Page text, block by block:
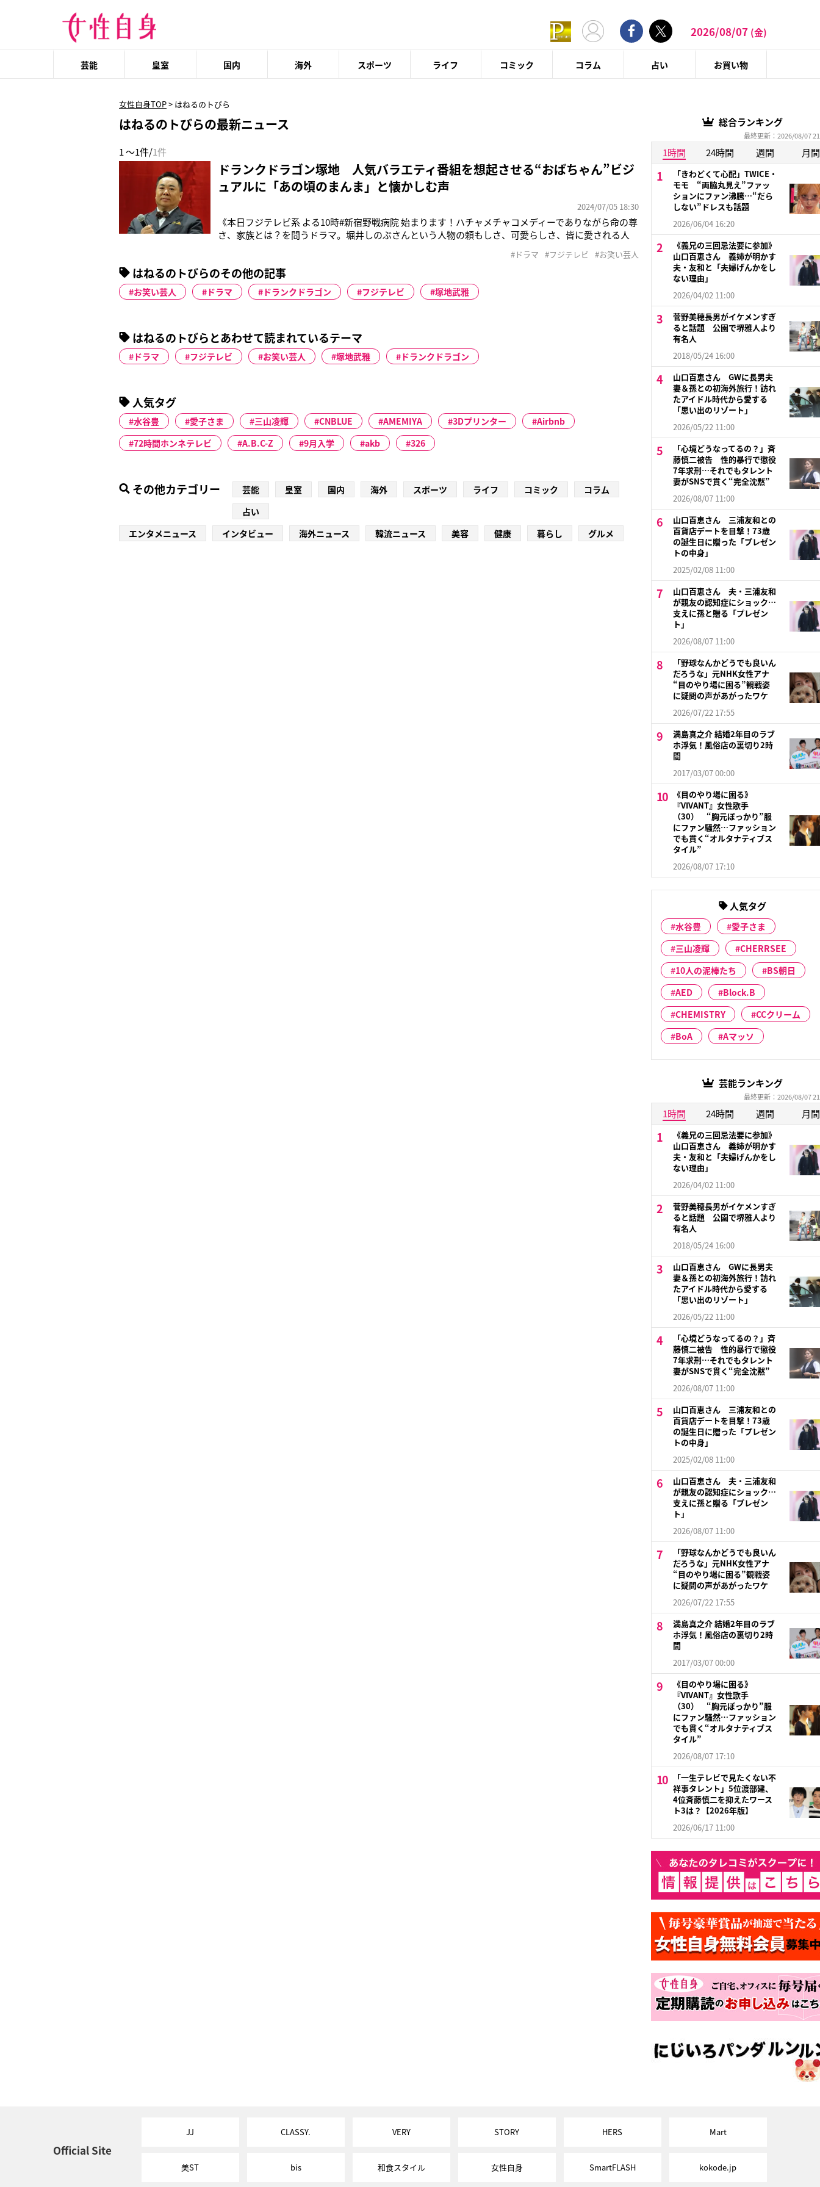
2026/08/07 (金)
芸能 皇室 国内 海外 スポーツ ライフ コミック コラム 占い お買い物
女性自身TOP> はねるのトびら
はねるのトびらの最新ニュース
1 ～1件/1件
ドランクドラゴン塚地 人気バラエティ番組を想起させる“おばちゃん”ビジ
ュアルに「あの頃のまんま」と懐かしむ声
2024/07/05 18:30
《本日フジテレビ系 よる10時#新宿野戦病院 始まります！ハチャメチャコメディーでありながら命の尊
さ、家族とは？を問うドラマ。堀井しのぶさんという人物の頼もしさ、可愛らしさ、皆に愛される人
ンクドラゴン・塚地武雅（52）が、Xで自身が出演するドラマ『新宿野戦病院』（フジテレビ系）を写
真付きで宣伝した。同作は
#ドラマ #フジテレビ #お笑い芸人
はねるのトびらのその他の記事
お笑い芸人 ドラマ ドランクドラゴン フジテレビ 塚地武雅
はねるのトびらとあわせて読まれているテーマ
ドラマ フジテレビ お笑い芸人 塚地武雅 ドランクドラゴン
人気タグ
水谷豊 愛子さま 三山凌輝 CNBLUE AMEMIYA 3Dプリンター
Airbnb
72時間ホンネテレビ
A.B.C-Z 9月入学 akb 326
その他カテゴリー 芸能 皇室 国内 海外 スポーツ ライフ コミック
コラム
占い
エンタメニュース
インタビュー 海外ニュース 韓流ニュース 美容 健康 暮らし グルメ
総合ランキング
最終更新：2026/08/07
1時間 24時間 週間 月間
「きわどくて心配」TWICE・
モモ “両脇丸見え”ファッ
ションにファン沸騰…“だら
しない”ドレスも話題
2026/06/04 16:20
《義兄の三回忌法要に参加》
山口百恵さん 義姉が明かす
夫・友和と「夫婦げんかをし
ない理由」
2026/04/02 11:00
菅野美穂長男がイケメンすぎ
ると話題 公園で堺雅人より
有名人
2018/05/24 16:00
山口百恵さん GWに長男夫
妻＆孫との初海外旅行！訪れ
たアイドル時代から愛する
「思い出のリゾート」
2026/05/22 11:00
「心境どうなってるの？」斉
藤慎二被告 性的暴行で懲役
7年求刑…それでもタレント
妻がSNSで貫く“完全沈黙”
2026/08/07 11:00
山口百恵さん 三浦友和との
百貨店デートを目撃！73歳
の誕生日に贈った「プレゼン
トの中身」
2025/02/08 11:00
山口百恵さん 夫・三浦友和
が親友の認知症にショック…
支えに孫と贈る「プレゼン
ト」
2026/08/07 11:00
「野球なんかどうでも良いん
だろうな」元NHK女性アナ
“目のやり場に困る”観戦姿
に疑問の声があがったワケ
2026/07/22 17:55
満島真之介 結婚2年目のラブ
ホ浮気！風俗店の裏切り2時
間
2017/03/07 00:00
《目のやり場に困る》
『VIVANT』女性歌手
（30） “胸元ぽっかり”服
にファン騒然…ファッション
でも貫く“オルタナティブス
タイル”
2026/08/07 17:10
人気タグ
水谷豊
愛子さま
三山凌輝
CHERRSEE
10人の泥棒たち
BS朝日
AED
Block.B
CHEMISTRY
CCクリーム
BoA
Aマッソ
芸能ランキング
最終更新：2026/08/07
1時間 24時間 週間 月間
《義兄の三回忌法要に参加》
山口百恵さん 義姉が明かす
夫・友和と「夫婦げんかをし
ない理由」
2026/04/02 11:00
菅野美穂長男がイケメンすぎ
ると話題 公園で堺雅人より
有名人
2018/05/24 16:00
山口百恵さん GWに長男夫
妻＆孫との初海外旅行！訪れ
たアイドル時代から愛する
「思い出のリゾート」
2026/05/22 11:00
「心境どうなってるの？」斉
藤慎二被告 性的暴行で懲役
7年求刑…それでもタレント
妻がSNSで貫く“完全沈黙”
2026/08/07 11:00
山口百恵さん 三浦友和との
百貨店デートを目撃！73歳
の誕生日に贈った「プレゼン
トの中身」
2025/02/08 11:00
山口百恵さん 夫・三浦友和
が親友の認知症にショック…
支えに孫と贈る「プレゼン
ト」
2026/08/07 11:00
「野球なんかどうでも良いん
だろうな」元NHK女性アナ
“目のやり場に困る”観戦姿
に疑問の声があがったワケ
2026/07/22 17:55
満島真之介 結婚2年目のラブ
ホ浮気！風俗店の裏切り2時
間
2017/03/07 00:00
《目のやり場に困る》
『VIVANT』女性歌手
（30） “胸元ぽっかり”服
にファン騒然…ファッション
でも貫く“オルタナティブス
タイル”
2026/08/07 17:10
「一生テレビで見たくない不
祥事タレント」5位渡部建、
4位斉藤慎二を抑えたワース
ト3は？【2026年版】
2026/06/17 11:00
Official Site
JJ CLASSY. VERY STORY HERS Mart
美ST bis 和食スタイル 女性自身 SmartFLASH kokode.jp